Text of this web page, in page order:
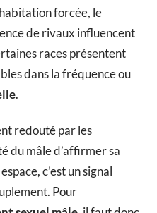
forcée, le
de rivaux influencent
races présentent
dans la fréquence ou
.
redouté par les
du mâle d’affirmer sa
c’est un signal
Pour